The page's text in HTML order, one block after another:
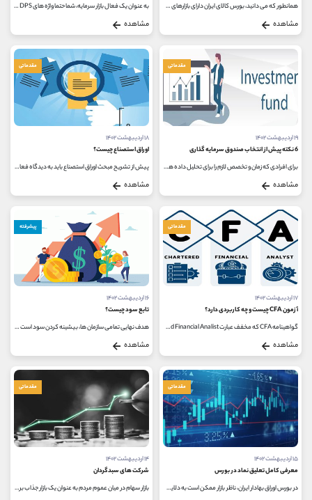
همانطور که می دانید، بورس کالای ایران دارای بازارهای مختلف است و هر کدام از این بازارها قوانین و معاملات خاص خود را دارد؛ یکی...
مشاهده
به عنوان یک فعال بازار سرمایه، شما حتما واژه های DPS و EPS را شنیده اید و شاید برایتان سوال شده باشد که این دو کلمه به چه معنا بوده...
مشاهده
مقدماتی
۱۹ اردیبهشت ۱۴۰۲
6 نکته پیش از انتخاب صندوق سرمایه گذاری
برای افرادی که زمان و تخصص لازم را برای تحلیل داده های بازار سرمایه ندارند، راه های جایگزین در نظر گرفته شده است؛ از جمله ی...
مشاهده
مقدماتی
۱۸ اردیبهشت ۱۴۰۲
اوراق استصناع چیست؟
پیش از تشریح مبحث اوراق استصناع باید به دیدگاه فعالان بورس و مردم به این بازار بپردازیم؛ به این معنا که برخلاف تصور عموم مردم...
مشاهده
مقدماتی
۱۷ اردیبهشت ۱۴۰۲
آزمون CFA چیست و چه کاربردی دارد؟
گواهینامه CFA که مخفف عبارت Chartered Financial Analist به معنای تحلیلگر خبره مالی و سرمایه گذاری است؛ یک گواهینامه حرفه ای فوق لیسانس است...
مشاهده
پیشرفته
۱۶ اردیبهشت ۱۴۰۲
تابع سود چیست؟
هدف نهایی تمامی سازمان ها، بیشینه کردن سود است و سود از اختلاف درآمد کل و هزینه کل قابل محاسبه است. با در نظر گرفتن این تعاریف...
مشاهده
مقدماتی
۱۵ اردیبهشت ۱۴۰۲
معرفی کامل تعلیق نماد در بورس
در بورس اوراق بهادار ایران، ناظر بازار ممکن است به دلایل مختلفی اقدام به تعلیق نماد نماید. ناظر بازار را در واقع می توان...
مقدماتی
۱۴ اردیبهشت ۱۴۰۲
شرکت های سبدگردان
بازار سهام در میان عموم مردم به عنوان یک بازار جذاب برای سرمایه گذاری شناخته می شود و همواره بسیاری از افراد برای فعالیت در...